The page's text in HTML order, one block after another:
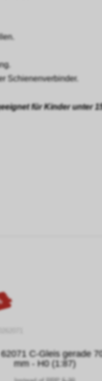
Schienenverbinder.
für Kinder unter
C-Gleis gerade
mm - H0 (1:87)